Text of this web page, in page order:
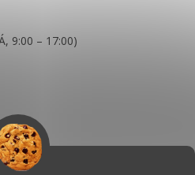
9:00 – 17:00)